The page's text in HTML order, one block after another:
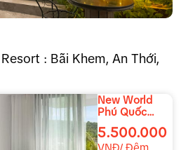
: Bãi Khem, An Thới,
New World
Phú Quốc
5.500.000
VNĐ/ Đêm